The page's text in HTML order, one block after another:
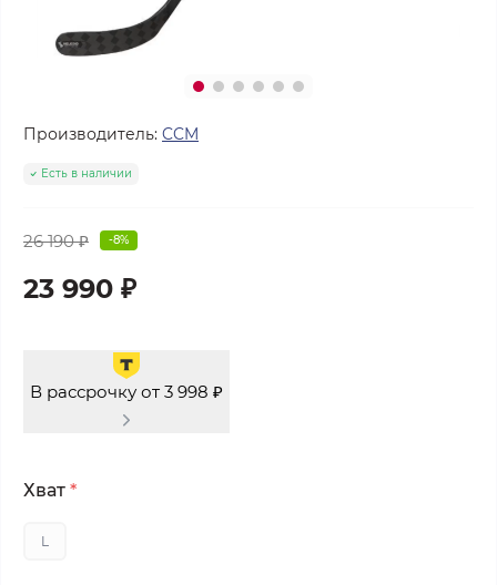
Производитель: CCM
Есть в наличии
26 190 ₽ -8%
23 990 ₽
В рассрочку от 3 998 ₽
Хват *
L